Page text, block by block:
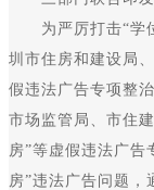
为严厉打击“学位
圳市住房和建设局
假违法广告专项整
市场监管局、市住
房”等虚假违法广告
房”违法广告问题，